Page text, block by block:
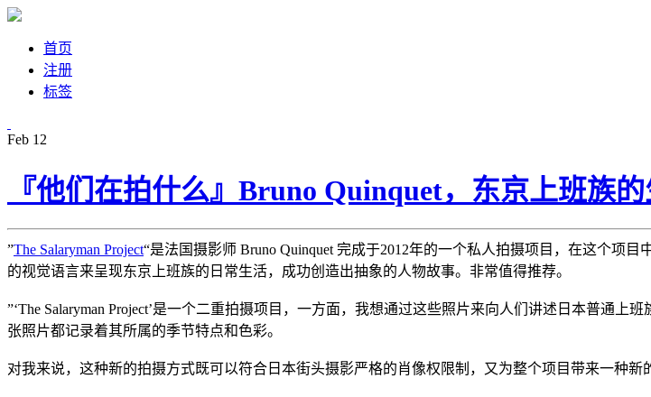
首页
注册
标签
Feb 12
『他们在拍什么』Bruno Quinquet，东京上班族
”The Salaryman Project“是法国摄影师 Bruno Quinquet 完成于2012年的一个私人拍摄项目，在这个项
的视觉语言来呈现东京上班族的日常生活，成功创造出抽象的人物故事。非常值得推荐。
”‘The Salaryman Project’是一个二重拍摄项目，一方面，我想通过这些照片来向人们讲述日本普通
张照片都记录着其所属的季节特点和色彩。
对我来说，这种新的拍摄方式既可以符合日本街头摄影严格的肖像权限制，又为整个项目带来一种